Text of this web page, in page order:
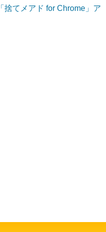
「捨てメアド for Chrome」ア